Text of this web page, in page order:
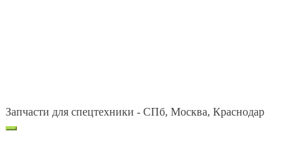
Запчасти для спецтехники - СПб, Москва, Краснодар